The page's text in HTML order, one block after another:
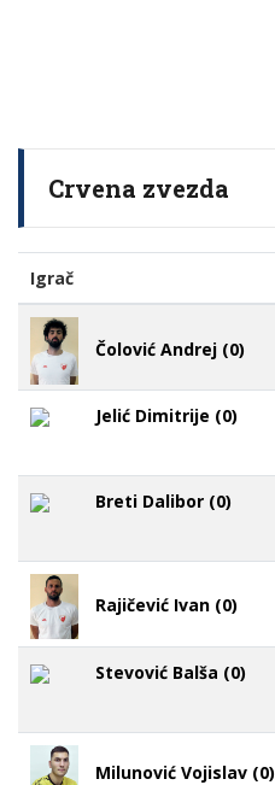
Crvena zvezda
Igrač
Čolović Andrej (0)
Jelić Dimitrije (0)
Breti Dalibor (0)
Rajičević Ivan (0)
Stevović Balša (0)
Milunović Vojislav (0)